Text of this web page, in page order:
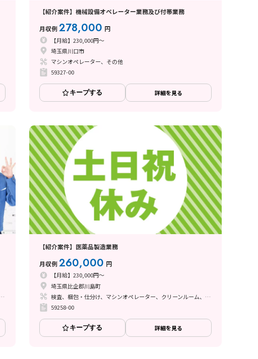
【紹介案件】機械設備オペレーター業務及び付帯業務
月収例278,000 円
【月給】230,000円～
埼玉県川口市
マシンオペレーター、その他
59327-00
キープする 詳細を見る
検査、梱包・仕分け、マシンオペレーター、クリーンルーム、ライン作業、その他
【紹介案件】医薬品製造業務
月収例260,000 円
【月給】230,000円～
埼玉県比企郡川島町
検査、梱包・仕分け、マシンオペレーター、クリーンルーム、ライン作業、その他
59258-00
キープする 詳細を見る